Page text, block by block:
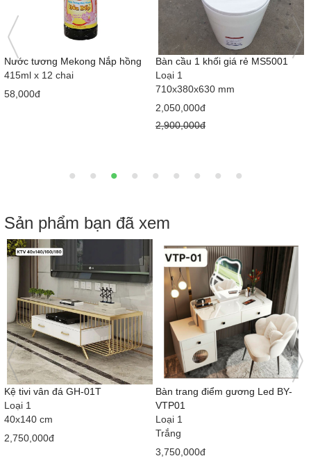
Nước tương Mekong Nắp hồng
415ml x 12 chai
58,000đ
Bàn cầu 1 khối giá rẻ MS5001
Loại 1
710x380x630 mm
2,050,000đ
2,900,000đ
Sản phẩm bạn đã xem
Kệ tivi vân đá GH-01T
Loại 1
40x140 cm
2,750,000đ
Bàn trang điểm gương Led BY-
VTP01
Loại 1
Trắng
3,750,000đ